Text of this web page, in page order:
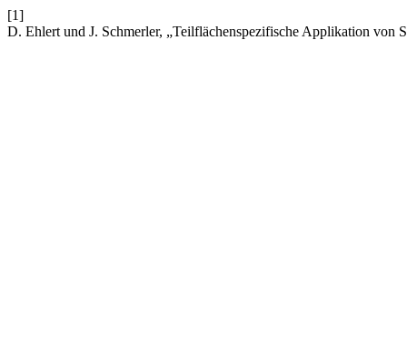
[1]
D. Ehlert und J. Schmerler, „Teilflächenspezifische Applikation von